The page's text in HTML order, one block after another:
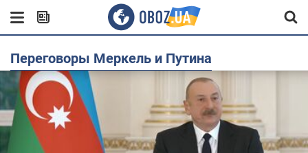
Переговоры Меркель и Путина